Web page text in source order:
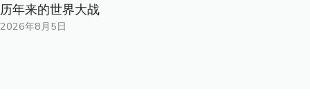
历年来的世界大战
2026年8月5日